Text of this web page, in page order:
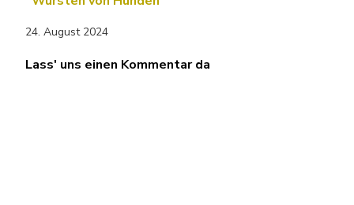
24. August 2024
Lass' uns einen Kommentar da